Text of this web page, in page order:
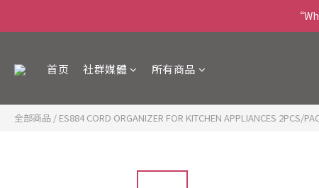
首页 社群媒體 所有商品
全部商品 / ES884 CORD ORGANIZER FOR KITCHEN APPLIANCES 2PCS/